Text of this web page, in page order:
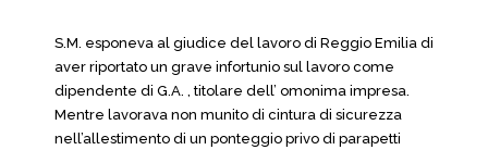
S.M. esponeva al giudice del lavoro di Reggio Emilia di
aver riportato un grave infortunio sul lavoro come
dipendente di G.A. , titolare dell’ omonima impresa.
Mentre lavorava non munito di cintura di sicurezza
nell’allestimento di un ponteggio privo di parapetti